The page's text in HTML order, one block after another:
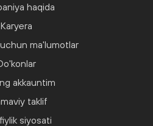
haqida
Karyera
ma'lumotlar
akkauntim
taklif
siyosati